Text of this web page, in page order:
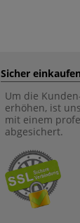
Sicher einkaufen
Um die
erhöhen, ist
mit einem
abgesichert.